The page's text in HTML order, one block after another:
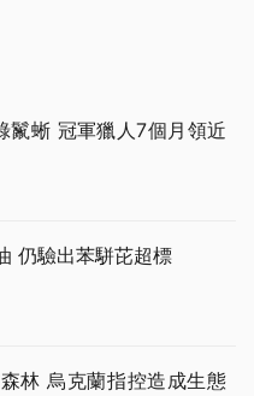
鬣蜥 冠軍獵人7個月領近
仍驗出苯駢芘超標
林 烏克蘭指控造成生態